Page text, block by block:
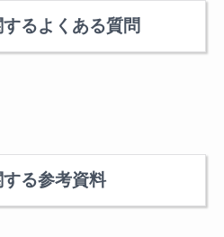
るよくある質問
る参考資料